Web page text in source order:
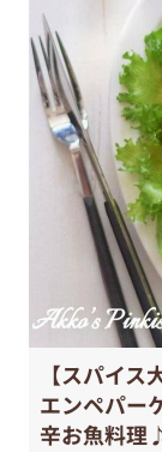
【スパイ
エンペパー
辛お魚料理